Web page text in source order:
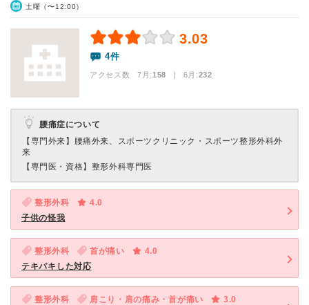
土曜（〜12:00）
3.03
4件
アクセス数 7月:158 | 6月:232
腰痛症について
【専門外来】
腰痛外来、スポーツクリニック・スポーツ整形外科外
来
【専門医・資格】 整形外科専門医
整形外科
4.0
子供の怪我
整形外科 首が痛い
4.0
テキパキした対応
整形外科 肩こり・肩の痛み・首が痛い
3.0